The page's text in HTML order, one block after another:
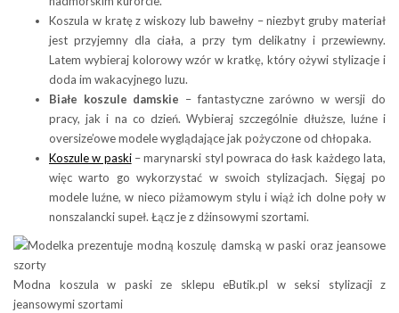
Koszula w kratę z wiskozy lub bawełny – niezbyt gruby materiał
jest przyjemny dla ciała, a przy tym delikatny i przewiewny.
Latem wybieraj kolorowy wzór w kratkę, który ożywi stylizacje i
doda im wakacyjnego luzu.
Białe koszule damskie – fantastyczne zarówno w wersji do
pracy, jak i na co dzień. Wybieraj szczególnie dłuższe, luźne i
oversize’owe modele wyglądające jak pożyczone od chłopaka.
Koszule w paski– marynarski styl powraca do łask każdego lata,
więc warto go wykorzystać w swoich stylizacjach. Sięgaj po
modele luźne, w nieco piżamowym stylu i wiąż ich dolne poły w
nonszalancki supeł. Łącz je z dżinsowymi szortami.
Modna koszula w paski ze sklepu eButik.pl w seksi stylizacji z
jeansowymi szortami